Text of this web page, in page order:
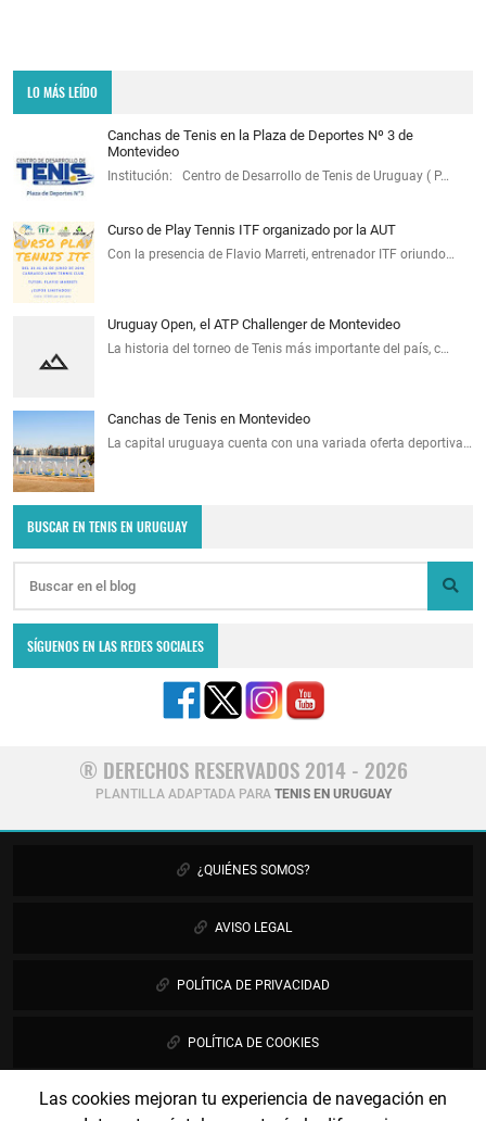
Las cookies mejoran tu experiencia de navegación en
LO MÁS LEÍDO
Canchas de Tenis en la Plaza de Deportes Nº 3 de
Montevideo
Institución: Centro de Desarrollo de Tenis de Uruguay ( P…
Curso de Play Tennis ITF organizado por la AUT
Con la presencia de Flavio Marreti, entrenador ITF oriundo…
Uruguay Open, el ATP Challenger de Montevideo
La historia del torneo de Tenis más importante del país, c…
Canchas de Tenis en Montevideo
La capital uruguaya cuenta con una variada oferta deportiva…
BUSCAR EN TENIS EN URUGUAY
SÍGUENOS EN LAS REDES SOCIALES
® DERECHOS RESERVADOS 2014 - 2026
PLANTILLA ADAPTADA PARA TENIS EN URUGUAY
¿QUIÉNES SOMOS?
AVISO LEGAL
POLÍTICA DE PRIVACIDAD
POLÍTICA DE COOKIES
PUBLICIDAD